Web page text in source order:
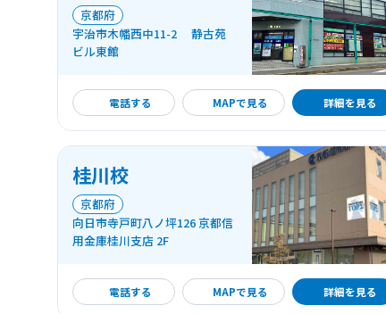
京都府
宇治市木幡西中11-2 静古苑
ビル東館
電話する MAPで見る
詳細を見る
詳細を見る
桂川校
京都府
向日市寺戸町八ノ坪126 京都信
用金庫桂川支店 2F
電話する MAPで見る
詳細を見る
詳細を見る